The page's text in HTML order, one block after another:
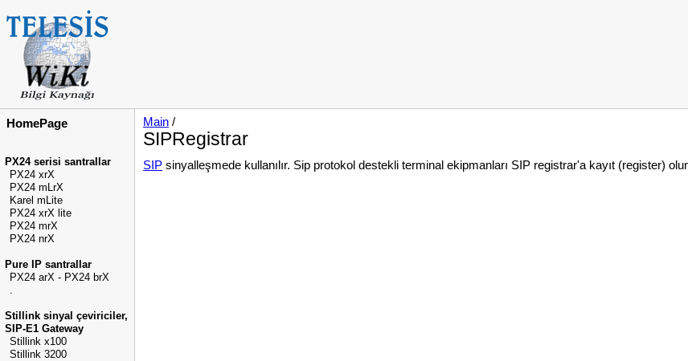
HomePage
PX24 serisi santrallar
PX24 xrX
PX24 mLrX
Karel mLite
PX24 xrX lite
PX24 mrX
PX24 nrX
Pure IP santrallar
PX24 arX - PX24 brX
.
Stillink sinyal çeviriciler,
SIP-E1 Gateway
Stillink x100
Stillink 3200
Main /
SIPRegistrar
SIP sinyalleşmede kullanılır. Sip protokol destekli terminal ekipmanları SIP registrar'a kayıt (register)